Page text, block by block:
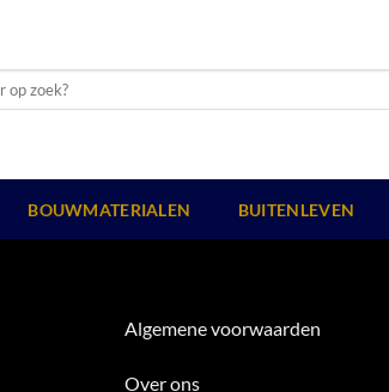
BOUWMATERIALEN BUITENLEVEN
Algemene voorwaarden
Over ons